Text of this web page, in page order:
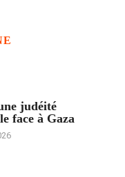
judéité
face à Gaza